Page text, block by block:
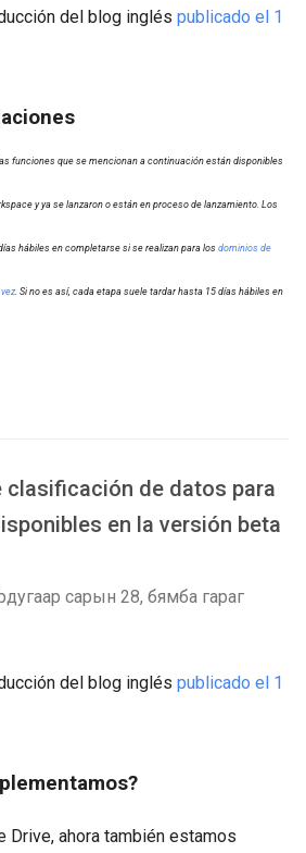
del blog inglés publicado el 1
funciones que se mencionan a continuación están disponibles
y ya se lanzaron o están en proceso de lanzamiento. Los
hábiles en completarse si se realizan para los dominios de
. Si no es así, cada etapa suele tardar hasta 15 días hábiles en
clasificación de datos para
en la versión beta
сарын 28, бямба гараг
del blog inglés publicado el 1
Drive, ahora también estamos